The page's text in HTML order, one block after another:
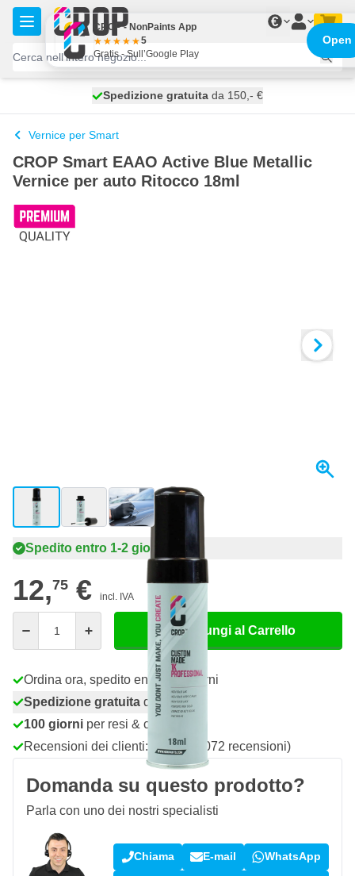
Salta al contenuto
€
spedito oggi
Spedizione gratuita da 150,- €
100 giorni
Vernice per Smart
CROP Smart EAAO Active Blue Metallic
Vernice per auto Ritocco 18ml
View larger imageView larger imageView larger image
Spedito entro 1-2 giorni
12,75 € incl. IVA
Aggiungi al Carrello
Ordina ora, spedito entro 1-2 giorni
Spedizione gratuita da 150,- €
100 giorni per resi & cambi
Recensioni dei clienti:
4,58/5 (7.072 recensioni)
Domanda su questo prodotto?
Parla con uno dei nostri specialisti
Chiama E-mail WhatsApp
CROP - NonPaints App
5
Gratis - Sull’Google Play
Open